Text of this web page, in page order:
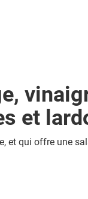
et
et qui offre une